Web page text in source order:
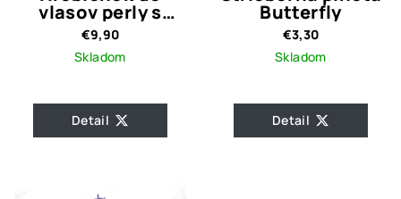
vlasov perly s
kamienkami
€9,90
Skladom
Detail
Butterfly
€3,30
Skladom
Detail